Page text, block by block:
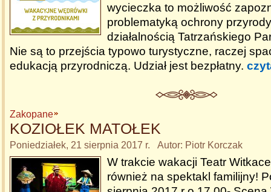
wycieczka to możliwość
problematyką ochrony
działalnością Tatrzańskiego
Nie są to przejścia typowo turystyczne, raczej
edukacją przyrodniczą. Udział jest bezpłatny.
Zakopane
KOZIOŁEK MATOŁEK
Poniedziałek, 21 sierpnia 2017 r. Autor: Piotr Korczak
W trakcie wakacji Teatr
również na spektakl familijny!